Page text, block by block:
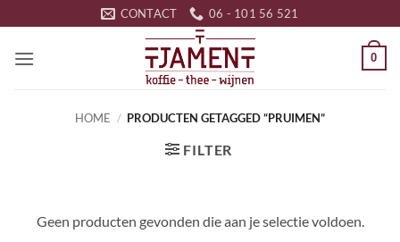
naar
inhoud
CONTACT 06 - 101 56 521
0
HOME / PRODUCTEN GETAGGED “PRUIMEN”
FILTER
Geen producten gevonden die aan je selectie voldoen.